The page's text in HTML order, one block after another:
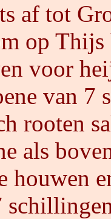
af tot
op
voor
van 7
rooten
als